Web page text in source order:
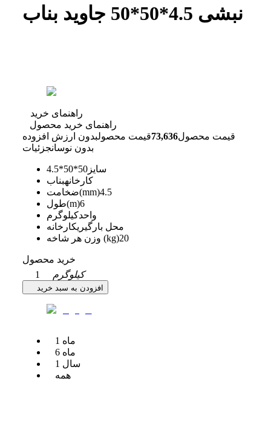
نبشی 4.5*50*50 جاوید بناب
راهنمای خرید
راهنمای خرید محصول
قیمت محصول73,636قیمت محصولبدون ارزش افزوده
بدون نوسانجزئیات
سایز50*50*4.5
کارخانهبناب
ضخامت(mm)4.5
طول(m)6
واحدکیلوگرم
محل بارگیریکارخانه
وزن هر شاخه (kg)20
خرید محصول
1
کیلوگرم
افزودن به سبد خرید
1 ماه
6 ماه
1 سال
همه